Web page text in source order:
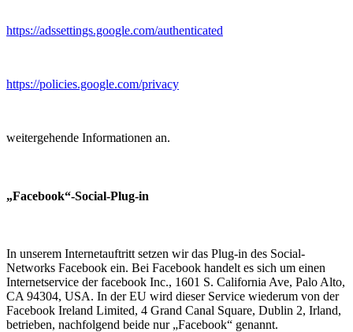
https://adssettings.google.com/authenticated
https://policies.google.com/privacy
weitergehende Informationen an.
„Facebook“-Social-Plug-in
In unserem Internetauftritt setzen wir das Plug-in des Social-
Networks Facebook ein. Bei Facebook handelt es sich um einen
Internetservice der facebook Inc., 1601 S. California Ave, Palo Alto,
CA 94304, USA. In der EU wird dieser Service wiederum von der
Facebook Ireland Limited, 4 Grand Canal Square, Dublin 2, Irland,
betrieben, nachfolgend beide nur „Facebook“ genannt.